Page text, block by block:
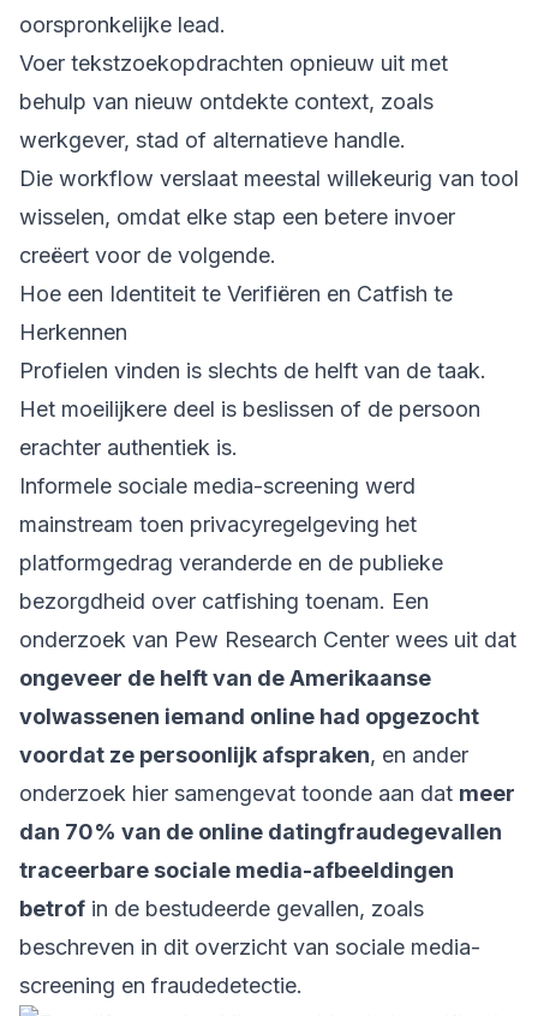
oorspronkelijke lead.
Voer tekstzoekopdrachten opnieuw uit met
behulp van nieuw ontdekte context, zoals
werkgever, stad of alternatieve handle.
Die workflow verslaat meestal willekeurig van tool
wisselen, omdat elke stap een betere invoer
creëert voor de volgende.
Hoe een Identiteit te Verifiëren en Catfish te
Herkennen
Profielen vinden is slechts de helft van de taak.
Het moeilijkere deel is beslissen of de persoon
erachter authentiek is.
Informele sociale media-screening werd
mainstream toen privacyregelgeving het
platformgedrag veranderde en de publieke
bezorgdheid over catfishing toenam. Een
onderzoek van Pew Research Center wees uit dat
ongeveer de helft van de Amerikaanse
volwassenen iemand online had opgezocht
voordat ze persoonlijk afspraken, en ander
onderzoek hier samengevat toonde aan dat meer
dan 70% van de online datingfraudegevallen
traceerbare sociale media-afbeeldingen
betrof in de bestudeerde gevallen, zoals
beschreven in dit overzicht van sociale media-
screening en fraudedetectie.